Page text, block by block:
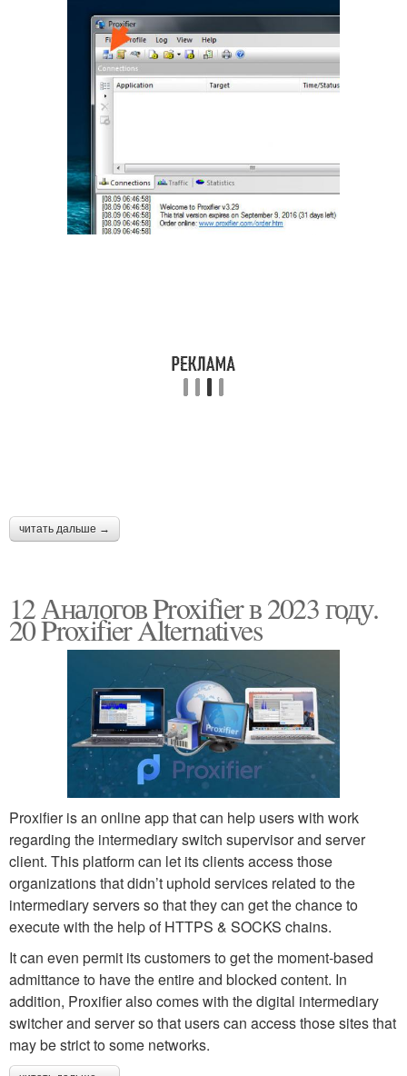
читать дальше →
12 Аналогов Proxifier в 2023 году.
20 Proxifier Alternatives
Proxifier is an online app that can help users with work
regarding the intermediary switch supervisor and server
client. This platform can let its clients access those
organizations that didn’t uphold services related to the
intermediary servers so that they can get the chance to
execute with the help of HTTPS & SOCKS chains.
It can even permit its customers to get the moment-based
admittance to have the entire and blocked content. In
addition, Proxifier also comes with the digital intermediary
switcher and server so that users can access those sites that
may be strict to some networks.